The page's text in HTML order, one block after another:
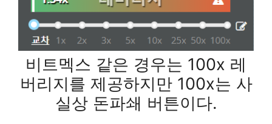
비트멕스 같은 경우는 100x 레
버리지를 제공하지만 100x는 사
실상 돈파쇄 버튼이다.